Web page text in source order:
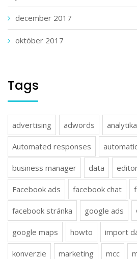
december 2017
október 2017
Tags
advertising adwords analytika
Automated responses
business manager data
Facebook ads facebook chat
facebook stránka google ads
google maps howto import
konverzie marketing mcc